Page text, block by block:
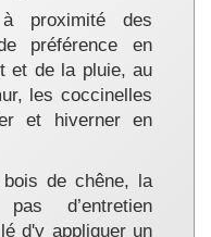
proximité des
préférence en
et de la pluie, au
les coccinelles
et hiverner en
de chêne, la
d’entretien
d'y appliquer un